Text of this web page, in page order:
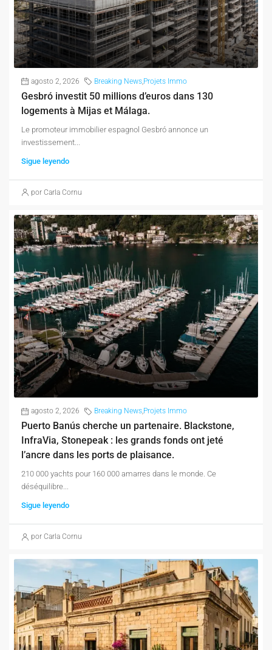
agosto 2, 2026 Breaking News Projets Immo
Gesbró investit 50 millions d’euros dans 130
logements à Mijas et Málaga.
Le promoteur immobilier espagnol Gesbró annonce un
investissement...
Sigue leyendo
por Carla Cornu
agosto 2, 2026 Breaking News,Projets Immo
Puerto Banús cherche un partenaire. Blackstone,
InfraVia, Stonepeak : les grands fonds ont jeté
l’ancre dans les ports de plaisance.
210 000 yachts pour 160 000 amarres dans le monde. Ce
déséquilibre...
Sigue leyendo
por Carla Cornu